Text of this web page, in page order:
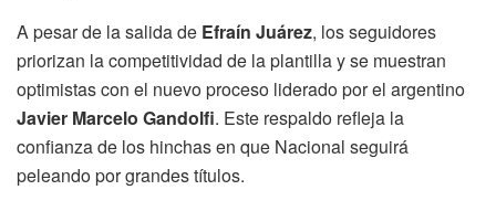
A pesar de la salida de Efraín Juárez, los seguidores
priorizan la competitividad de la plantilla y se muestran
optimistas con el nuevo proceso liderado por el argentino
Javier Marcelo Gandolfi. Este respaldo refleja la
confianza de los hinchas en que Nacional seguirá
peleando por grandes títulos.